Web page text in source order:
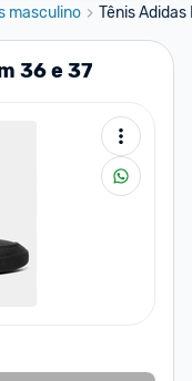
masculino Tênis Adidas
36 e 37